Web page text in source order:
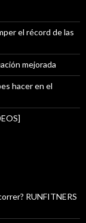
el récord de las
mejorada
hacer en el
RUNFITNERS